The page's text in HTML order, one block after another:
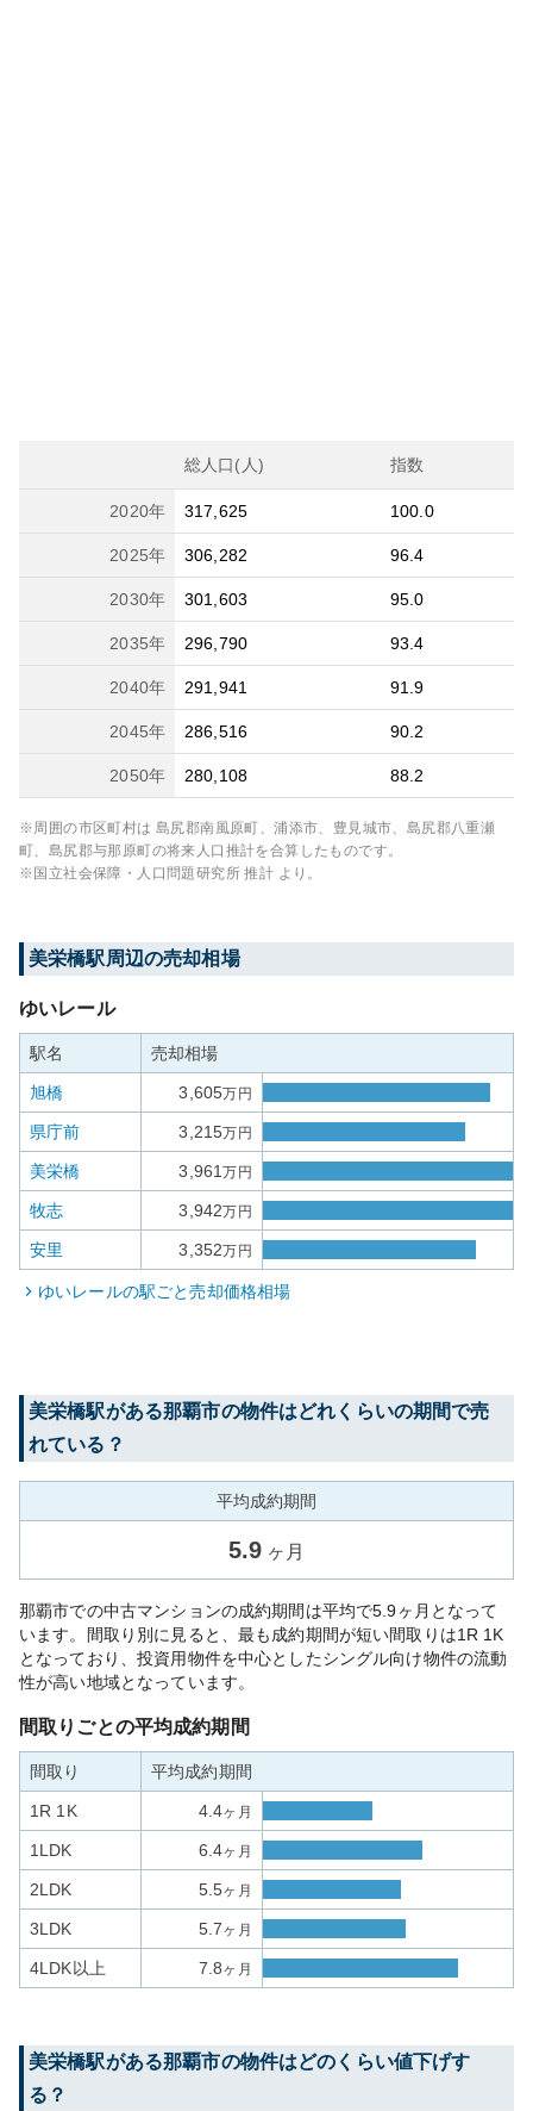
総人口(人) 指数
2020年 317,625 100.0
2025年 306,282 96.4
2030年 301,603 95.0
2035年 296,790 93.4
2040年 291,941 91.9
2045年 286,516 90.2
2050年 280,108 88.2
※周囲の市区町村は 島尻郡南風原町、浦添市、豊見城市、島尻郡八重瀬
町、島尻郡与那原町の将来人口推計を合算したものです。
※国立社会保障・人口問題研究所 推計 より。
美栄橋駅周辺の売却相場
ゆいレール
駅名 売却相場
旭橋 3,605万円
県庁前 3,215万円
美栄橋 3,961万円
牧志 3,942万円
安里 3,352万円
ゆいレールの駅ごと売却価格相場
美栄橋駅がある那覇市の物件はどれくらいの期間で売
れている？
平均成約期間
5.9 ヶ月
那覇市での中古マンションの成約期間は平均で5.9ヶ月となって
います。間取り別に見ると、最も成約期間が短い間取りは1R 1K
となっており、投資用物件を中心としたシングル向け物件の流動
性が高い地域となっています。
間取りごとの平均成約期間
間取り 平均成約期間
1R 1K 4.4ヶ月
1LDK 6.4ヶ月
2LDK 5.5ヶ月
3LDK 5.7ヶ月
4LDK以上 7.8ヶ月
美栄橋駅がある那覇市の物件はどのくらい値下げす
る？